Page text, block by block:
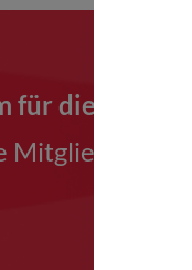
für die
Mitglied im